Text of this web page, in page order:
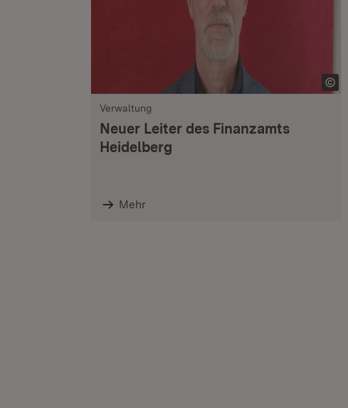
Verwaltung
Neuer Leiter des Finanzamts
Heidelberg
Mehr